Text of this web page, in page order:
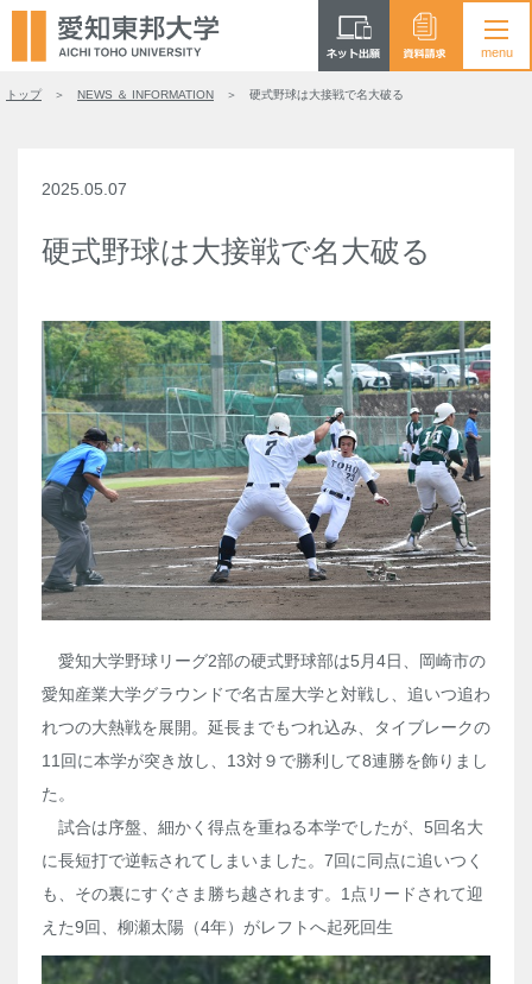
トップ NEWS ＆ INFORMATION 硬式野球は大接戦で名大破る
2025.05.07
硬式野球は大接戦で名大破る
愛知大学野球リーグ2部の硬式野球部は5 月4日、岡崎市の
愛知産業大学グラウンドで名古屋大学と対戦し、追いつ追わ
れつの大熱戦を展開。延長までもつれ込み、タイブレークの
11 回に本学が突き放し、 13対９で勝利して8連勝を飾りまし
た。
試合は序盤、細かく得点を重ねる本学でしたが、 5回名大
に長短打で逆転されてしまいました。 7回に同点に追いつく
も、その裏にすぐさま勝ち越されます。 1 点リードされて迎
えた9回、柳瀬太陽（4年）がレフトへ起死回生